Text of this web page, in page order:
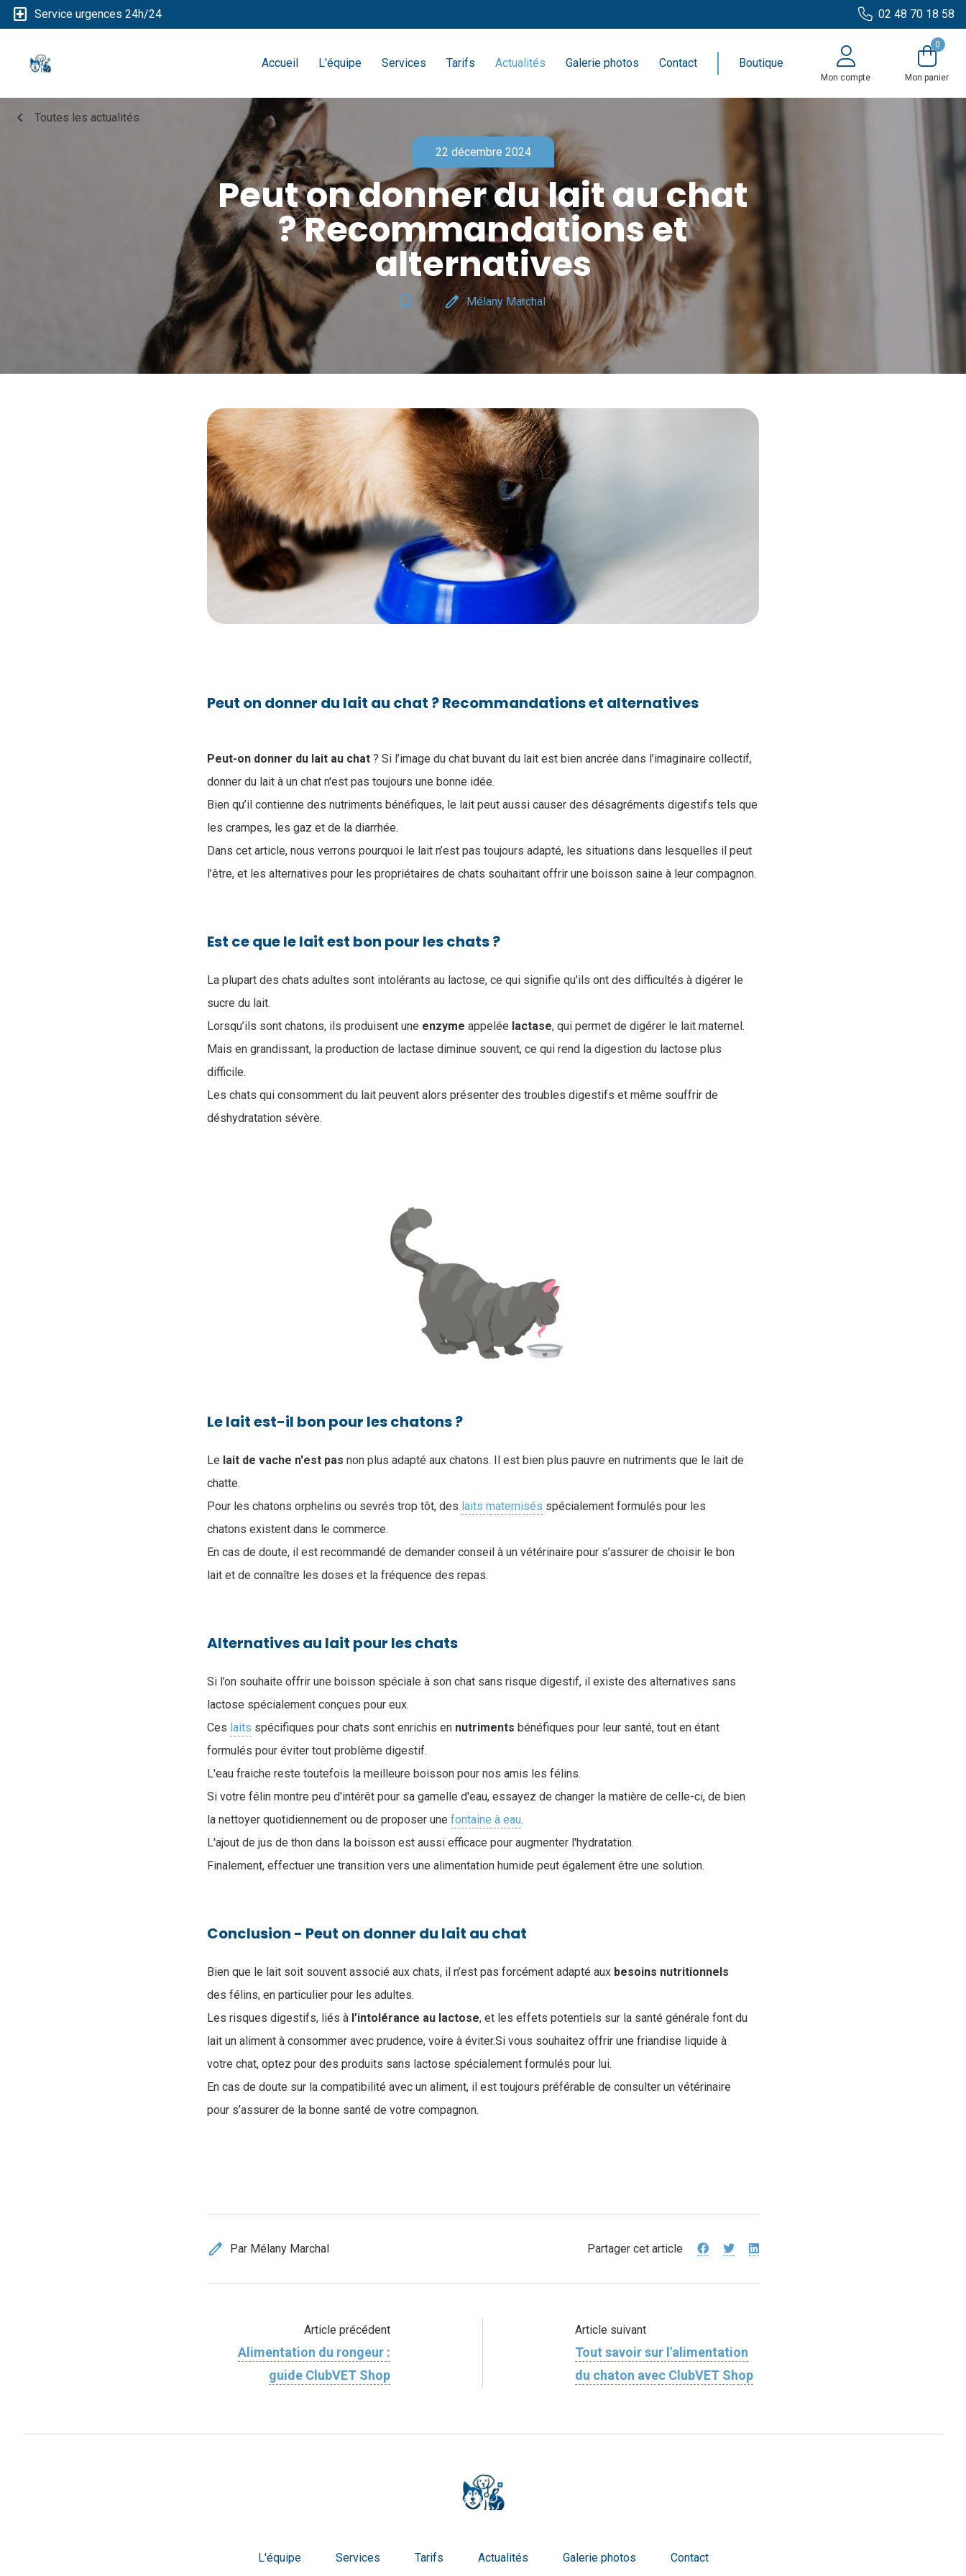
local_hospital Service urgences 24h/24 02 48 70 18 58
Accueil L'équipe Services Tarifs Actualités Galerie photos Contact Boutique
Mon compte
0
Mon panier
chevron_left Toutes les actualités
22 décembre 2024
Peut on donner du lait au chat
? Recommandations et
alternatives
bookmark_border edit Mélany Marchal
Peut on donner du lait au chat ? Recommandations et alternatives
Peut-on donner du lait au chat ? Si l’image du chat buvant du lait est bien ancrée dans l’imaginaire collectif,
donner du lait à un chat n'est pas toujours une bonne idée.
Bien qu’il contienne des nutriments bénéfiques, le lait peut aussi causer des désagréments digestifs tels que
les crampes, les gaz et de la diarrhée.
Dans cet article, nous verrons pourquoi le lait n’est pas toujours adapté, les situations dans lesquelles il peut
l’être, et les alternatives pour les propriétaires de chats souhaitant offrir une boisson saine à leur compagnon.
Est ce que le lait est bon pour les chats ?
La plupart des chats adultes sont intolérants au lactose, ce qui signifie qu'ils ont des difficultés à digérer le
sucre du lait.
Lorsqu’ils sont chatons, ils produisent une enzyme appelée lactase, qui permet de digérer le lait maternel.
Mais en grandissant, la production de lactase diminue souvent, ce qui rend la digestion du lactose plus
difficile.
Les chats qui consomment du lait peuvent alors présenter des troubles digestifs et même souffrir de
déshydratation sévère.
Le lait est-il bon pour les chatons ?
Le lait de vache n'est pas non plus adapté aux chatons. Il est bien plus pauvre en nutriments que le lait de
chatte.
Pour les chatons orphelins ou sevrés trop tôt, des laits maternisés spécialement formulés pour les
chatons existent dans le commerce.
En cas de doute, il est recommandé de demander conseil à un vétérinaire pour s’assurer de choisir le bon
lait et de connaître les doses et la fréquence des repas.
Alternatives au lait pour les chats
Si l’on souhaite offrir une boisson spéciale à son chat sans risque digestif, il existe des alternatives sans
lactose spécialement conçues pour eux.
Ces laits spécifiques pour chats sont enrichis en nutriments bénéfiques pour leur santé, tout en étant
formulés pour éviter tout problème digestif.
L'eau fraiche reste toutefois la meilleure boisson pour nos amis les félins.
Si votre félin montre peu d'intérêt pour sa gamelle d'eau, essayez de changer la matière de celle-ci, de bien
la nettoyer quotidiennement ou de proposer une fontaine à eau.
L'ajout de jus de thon dans la boisson est aussi efficace pour augmenter l'hydratation.
Finalement, effectuer une transition vers une alimentation humide peut également être une solution.
Conclusion - Peut on donner du lait au chat
Bien que le lait soit souvent associé aux chats, il n’est pas forcément adapté aux besoins nutritionnels
des félins, en particulier pour les adultes.
Les risques digestifs, liés à l’intolérance au lactose, et les effets potentiels sur la santé générale font du
lait un aliment à consommer avec prudence, voire à éviter.Si vous souhaitez offrir une friandise liquide à
votre chat, optez pour des produits sans lactose spécialement formulés pour lui.
En cas de doute sur la compatibilité avec un aliment, il est toujours préférable de consulter un vétérinaire
pour s’assurer de la bonne santé de votre compagnon.
edit Par Mélany Marchal Partager cet article
Article précédent
Alimentation du rongeur :
guide ClubVET Shop
Article suivant
Tout savoir sur l'​alimentation
du chaton avec ClubVET Shop
L'équipe Services Tarifs Actualités Galerie photos Contact